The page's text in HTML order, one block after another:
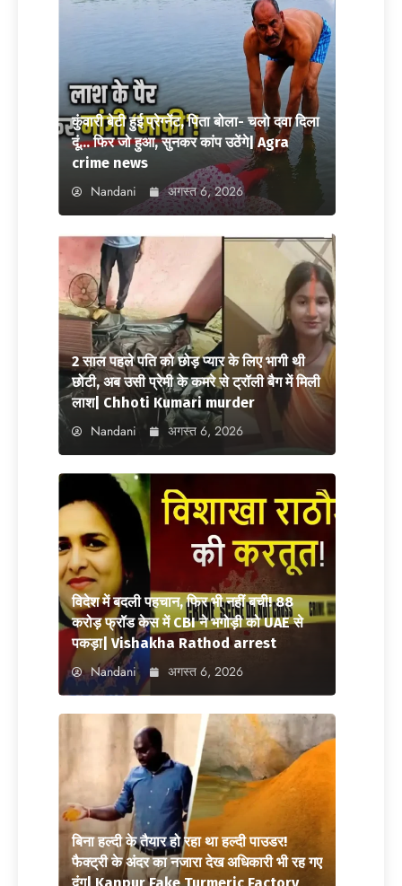
कुंवारी बेटी हुई प्रेग्नेंट, पिता बोला- चलो दवा दिला
दूं… फिर जो हुआ, सुनकर कांप उठेंगे| Agra
crime news
Nandani अगस्त 6, 2026
2 साल पहले पति को छोड़ प्यार के लिए भागी थी
छोटी, अब उसी प्रेमी के कमरे से ट्रॉली बैग में मिली
लाश| Chhoti Kumari murder
Nandani अगस्त 6, 2026
विदेश में बदली पहचान, फिर भी नहीं बची! 88
करोड़ फ्रॉड केस में CBI ने भगोड़ी को UAE से
पकड़ा| Vishakha Rathod arrest
Nandani अगस्त 6, 2026
बिना हल्दी के तैयार हो रहा था हल्दी पाउडर!
फैक्ट्री के अंदर का नजारा देख अधिकारी भी रह गए